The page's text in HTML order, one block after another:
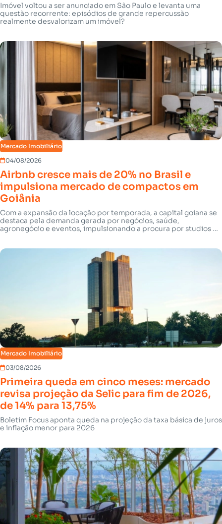
Imóvel voltou a ser anunciado em São Paulo e levanta uma
questão recorrente: episódios de grande repercussão
realmente desvalorizam um imóvel?
Mercado Imobiliário
04/08/2026
Airbnb cresce mais de 20% no Brasil e
impulsiona mercado de compactos em
Goiânia
Com a expansão da locação por temporada, a capital goiana se
destaca pela demanda gerada por negócios, saúde,
agronegócio e eventos, impulsionando a procura por studios e
Mercado Imobiliário
03/08/2026
Primeira queda em cinco meses: mercado
revisa projeção da Selic para fim de 2026,
de 14% para 13,75%
Boletim Focus aponta queda na projeção da taxa básica de juros
e inflação menor para 2026